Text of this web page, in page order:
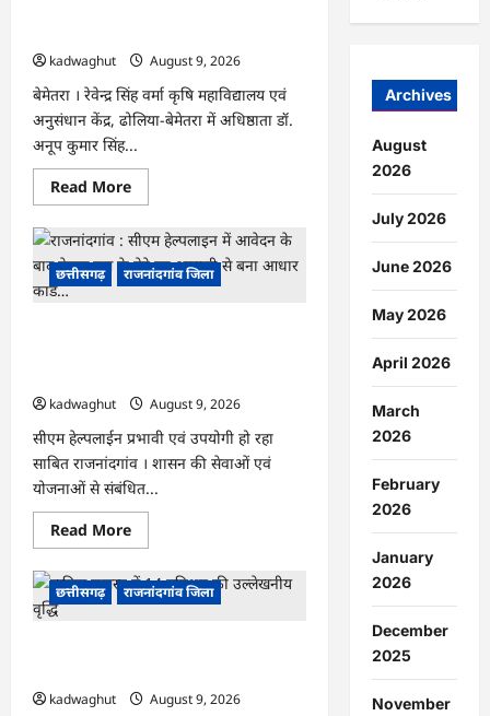
दिवस
आयोजन…
kadwaghut
August 9, 2026
बेमेतरा । रेवेन्द्र सिंह वर्मा कृषि महाविद्यालय एवं
अनुसंधान केंद्र, ढोलिया-बेमेतरा में अधिष्ठाता डॉ.
अनूप कुमार सिंह...
Read MoreRead
more
CG
:
पर्यावरण
संरक्षण
एवं
आयोजित…
छत्तीसगढ़ राजनांदगांव जिला
kadwaghut
August 9, 2026
सीएम हेल्पलाईन प्रभावी एवं उपयोगी हो रहा
साबित राजनांदगांव । शासन की सेवाओं एवं
योजनाओं से संबंधित...
Read MoreRead
more
राजनांदगांव
:
सीएम
केवल
छत्तीसगढ़ राजनांदगांव जिला
kadwaghut
August 9, 2026
Archives
August
2026
July 2026
June 2026
May 2026
April 2026
March
2026
February
2026
January
2026
December
2025
November